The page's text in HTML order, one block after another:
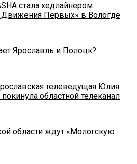
стала хедлайнером
Движения Первых» в Вологде
Ярославль и Полоцк?
телеведущая Юлия
областной телеканал
области ждут «Мологскую